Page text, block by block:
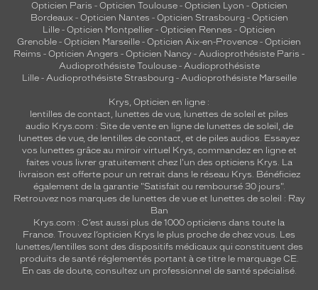
Opticien Paris - Opticien Toulouse- Opticien Lyon - Opticien
Bordeaux- Opticien Nantes - Opticien Strasbourg - Opticien
Lille - Opticien Montpellier - Opticien Rennes - Opticien
Grenoble - Opticien Marseille - Opticien Aix-en-Provence - Opticien
Reims - Opticien Angers - Opticien Nancy - Audioprothésiste Paris -
Audioprothésiste Toulouse- Audioprothésiste
Lille- Audioprothésiste Strasbourg - Audioprothésiste Marseille
Krys, Opticien en ligne :
lentilles de contact, lunettes de vue, lunettes de soleil et piles
audio Krys.com : Site de vente en ligne de lunettes de soleil, de
lunettes de vue, de lentilles de contact, et de piles audios. Essayez
vos lunettes grâce au miroir virtuel Krys, commandez en ligne et
faites vous livrer gratuitement chez l'un des opticiens Krys. La
livraison est offerte pour un retrait dans le réseau Krys. Bénéficiez
également de la garantie "Satisfait ou remboursé 30 jours".
Retrouvez nos marques de lunettes de vue et lunettes de soleil : Ray
Ban
Krys.com : C’est aussi plus de 1000 opticiens dans toute la
France. Trouvez l’opticien Krys le plus proche de chez vous. Les
lunettes/lentilles sont des dispositifs médicaux qui constituent des
produits de santé réglementés portant à ce titre le marquage CE.
En cas de doute, consultez un professionnel de santé spécialisé.